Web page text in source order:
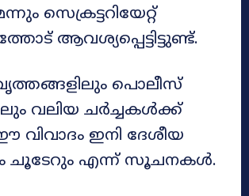
സെക്രട്ടറിയേറ്റ്
ആവശ്യപ്പെട്ടിട്ടുണ്ട്.
വൃത്തങ്ങളിലും പൊലീസ്
വലിയ ചർച്ചകൾക്ക്
വിവാദം ഇനി ദേശീയ
ചൂടേറും എന്ന് സൂചനകൾ.